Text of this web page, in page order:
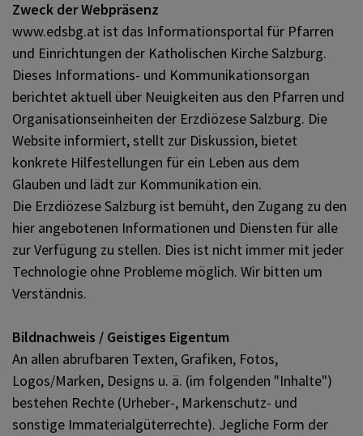
Zweck der Webpräsenz
www.edsbg.at ist das Informationsportal für Pfarren
und Einrichtungen der Katholischen Kirche Salzburg.
Dieses Informations- und Kommunikationsorgan
berichtet aktuell über Neuigkeiten aus den Pfarren und
Organisationseinheiten der Erzdiözese Salzburg. Die
Website informiert, stellt zur Diskussion, bietet
konkrete Hilfestellungen für ein Leben aus dem
Glauben und lädt zur Kommunikation ein.
Die Erzdiözese Salzburg ist bemüht, den Zugang zu den
hier angebotenen Informationen und Diensten für alle
zur Verfügung zu stellen. Dies ist nicht immer mit jeder
Technologie ohne Probleme möglich. Wir bitten um
Verständnis.
Bildnachweis / Geistiges Eigentum
An allen abrufbaren Texten, Grafiken, Fotos,
Logos/Marken, Designs u. ä. (im folgenden "Inhalte")
bestehen Rechte (Urheber-, Markenschutz- und
sonstige Immaterialgüterrechte). Jegliche Form der